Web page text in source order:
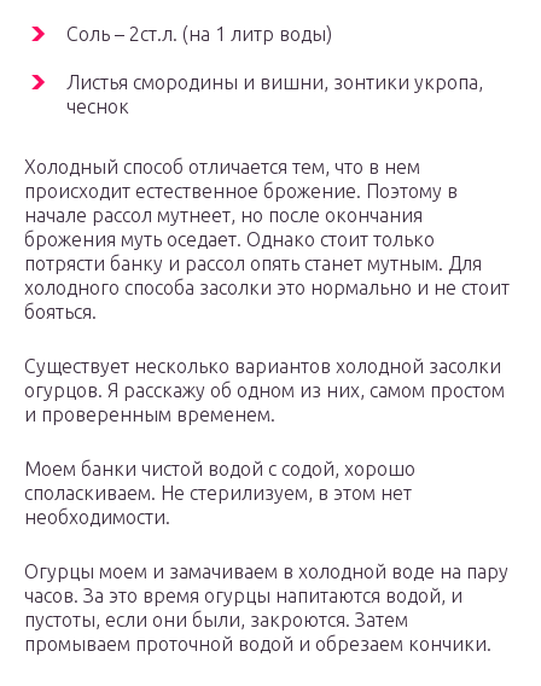
Соль – 2ст.л. (на 1 литр воды)
Листья смородины и вишни, зонтики укропа,
чеснок
Холодный способ отличается тем, что в нем
происходит естественное брожение. Поэтому в
начале рассол мутнеет, но после окончания
брожения муть оседает. Однако стоит только
потрясти банку и рассол опять станет мутным. Для
холодного способа засолки это нормально и не стоит
бояться.
Существует несколько вариантов холодной засолки
огурцов. Я расскажу об одном из них, самом простом
и проверенным временем.
Моем банки чистой водой с содой, хорошо
споласкиваем. Не стерилизуем, в этом нет
необходимости.
Огурцы моем и замачиваем в холодной воде на пару
часов. За это время огурцы напитаются водой, и
пустоты, если они были, закроются. Затем
промываем проточной водой и обрезаем кончики.